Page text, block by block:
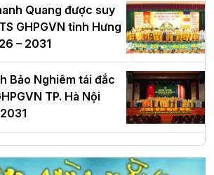
Quang được suy
GHPGVN tỉnh Hưng
– 2031
Bảo Nghiêm tái đắc
TP. Hà Nội
lễ khởi công xây
hóa Phật giáo Thủ